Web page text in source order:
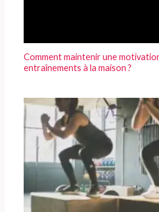
Comment maintenir une
entraînements à la maison ?